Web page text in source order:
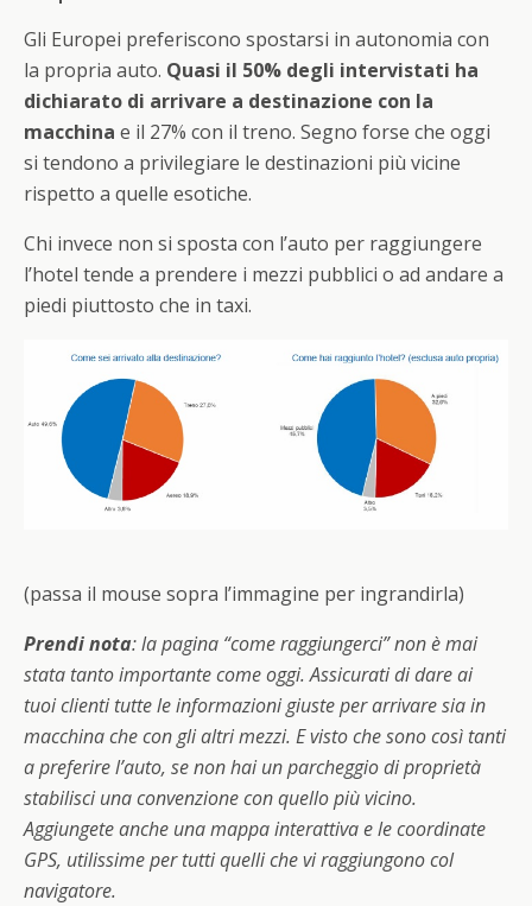
Gli Europei preferiscono spostarsi in autonomia con
la propria auto. Quasi il 50% degli intervistati ha
dichiarato di arrivare a destinazione con la
macchina e il 27% con il treno. Segno forse che oggi
si tendono a privilegiare le destinazioni più vicine
rispetto a quelle esotiche.
Chi invece non si sposta con l’auto per raggiungere
l’hotel tende a prendere i mezzi pubblici o ad andare a
piedi piuttosto che in taxi.
(passa il mouse sopra l’immagine per ingrandirla)
Prendi nota: la pagina “come raggiungerci” non è mai
stata tanto importante come oggi. Assicurati di dare ai
tuoi clienti tutte le informazioni giuste per arrivare sia in
macchina che con gli altri mezzi. E visto che sono così tanti
a preferire l’auto, se non hai un parcheggio di proprietà
stabilisci una convenzione con quello più vicino.
Aggiungete anche una mappa interattiva e le coordinate
GPS, utilissime per tutti quelli che vi raggiungono col
navigatore.